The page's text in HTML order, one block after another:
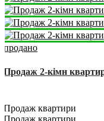
продано
Продаж 2-кімн
Продаж квартири